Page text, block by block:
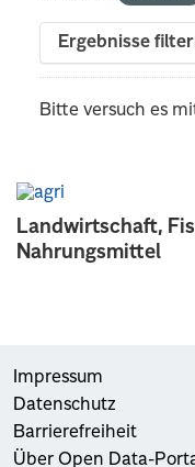
Landwirtschaft,
Nahrungsmittel
Ergebnisse
Bitte versuch es
Impressum
Datenschutz
Barrierefreiheit
Über Open Data-